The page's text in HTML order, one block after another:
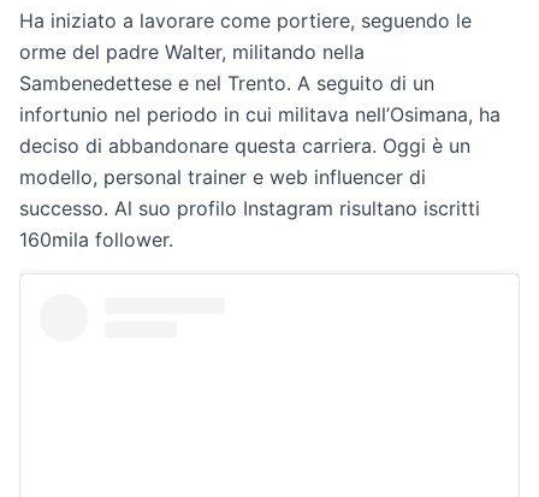
Ha iniziato a lavorare come portiere, seguendo le
orme del padre Walter, militando nella
Sambenedettese e nel Trento. A seguito di un
infortunio nel periodo in cui militava nell’Osimana, ha
deciso di abbandonare questa carriera. Oggi è un
modello, personal trainer e web influencer di
successo. Al suo profilo Instagram risultano iscritti
160mila follower.